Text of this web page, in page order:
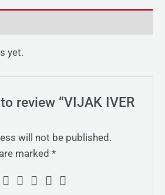
yet.
review “VIJAK IVER
will not be published.
marked*